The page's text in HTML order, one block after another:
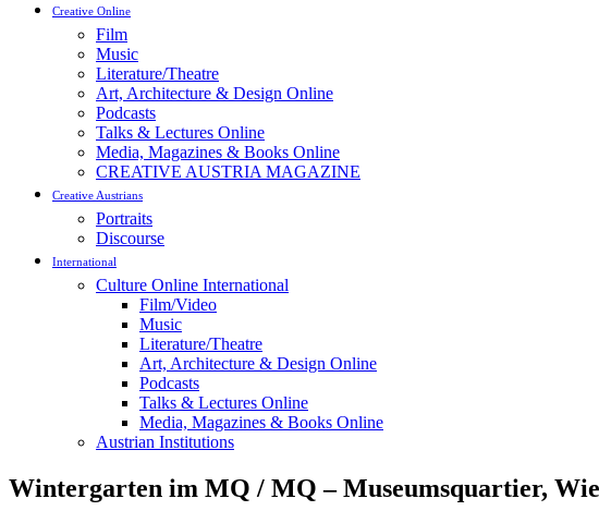
Creative Online
Film
Music
Literature/Theatre
Art, Architecture & Design Online
Podcasts
Talks & Lectures Online
Media, Magazines & Books Online
CREATIVE AUSTRIA MAGAZINE
Creative Austrians
Portraits
Discourse
International
Culture Online International
Film/Video
Music
Literature/Theatre
Art, Architecture & Design Online
Podcasts
Talks & Lectures Online
Media, Magazines & Books Online
Austrian Institutions
Wintergarten im MQ / MQ – Museumsquartier,